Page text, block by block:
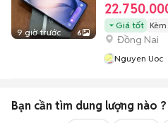
9 giờ trước 6
Giá tốt
Đồng Nai
Nguyen Uoc
Bạn cần tìm dung lượng nào ?